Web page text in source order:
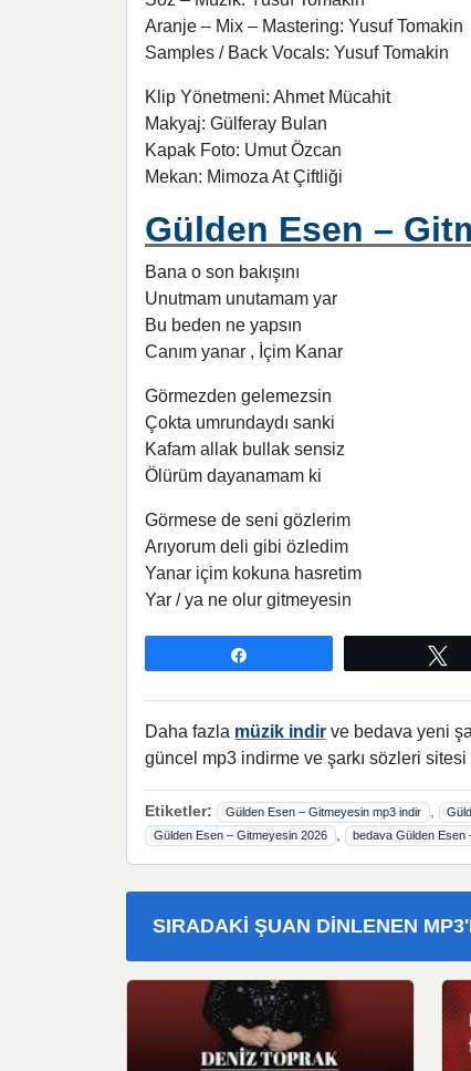
Aranje – Mix – Mastering: Yusuf Tomakin
Samples / Back Vocals: Yusuf Tomakin
Klip Yönetmeni: Ahmet Mücahit
Makyaj: Gülferay Bulan
Kapak Foto: Umut Özcan
Mekan: Mimoza At Çiftliği
Gülden Esen –
Bana o son bakışını
Unutmam unutamam yar
Bu beden ne yapsın
Canım yanar , İçim Kanar
Görmezden gelemezsin
Çokta umrundaydı sanki
Kafam allak bullak sensiz
Ölürüm dayanamam ki
Görmese de seni gözlerim
Arıyorum deli gibi özledim
Yanar içim kokuna hasretim
Yar / ya ne olur gitmeyesin
Daha fazla müzik indir ve bedava yeni
güncel mp3 indirme ve şarkı sözleri
Etiketler: Gülden Esen – Gitmeyesin mp3 indir ,
Gülden Esen – Gitmeyesin 2026 , bedava Gülden Esen
SIRADAKI ŞUAN DINLENEN